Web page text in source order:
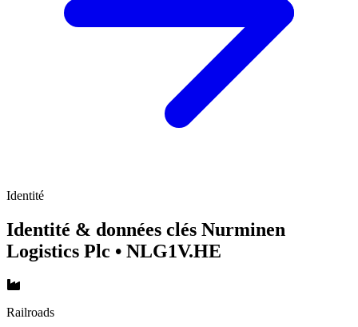
Identité
Identité & données clés Nurminen
Logistics Plc • NLG1V.HE
Railroads